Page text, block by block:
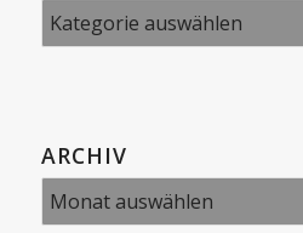
Kategorien
ARCHIV